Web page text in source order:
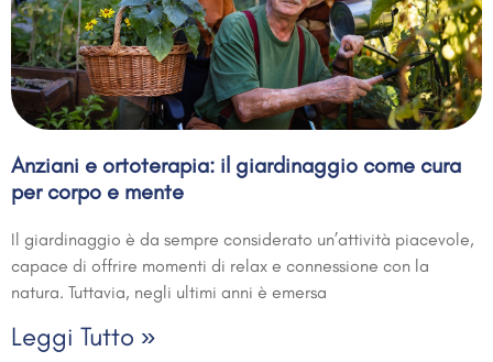
Anziani e ortoterapia: il giardinaggio come cura
per corpo e mente
Il giardinaggio è da sempre considerato un’attività piacevole,
capace di offrire momenti di relax e connessione con la
natura. Tuttavia, negli ultimi anni è emersa
Leggi Tutto »